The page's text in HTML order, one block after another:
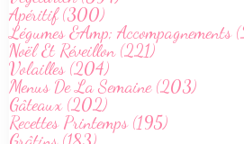
Apéritif (300)
Légumes &Amp; Accompagnements
Noël Et Réveillon (221)
Volailles (204)
Menus De La Semaine (203)
Gâteaux (202)
Recettes Printemps (195)